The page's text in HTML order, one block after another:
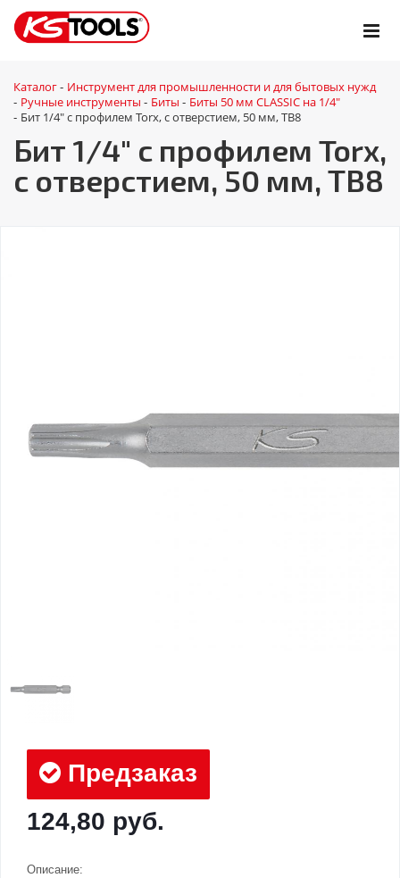
Каталог - Инструмент для промышленности и для бытовых нужд
- Ручные инструменты - Биты - Биты 50 мм CLASSIC на 1/4"
- Бит 1/4" с профилем Torx, с отверстием, 50 мм, ТВ8
Бит 1/4" с профилем Torx,
с отверстием, 50 мм, ТВ8
Предзаказ
124,80 руб.
Описание: